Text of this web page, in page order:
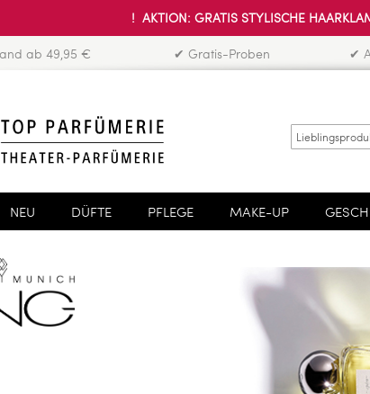
! AKTION: GRATIS STYLISCHE
ab 49,95 € ✔ Gratis-Proben ✔
NEU DÜFTE PFLEGE MAKE-UP